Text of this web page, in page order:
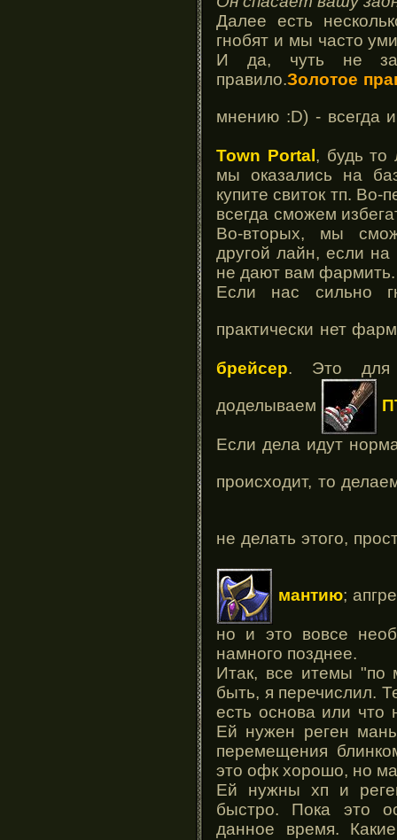
Далее есть
гнобят и мы часто
И да, чуть не
правило.Золотое
мнению :D) - всегда
Town Portal , будь то
мы оказались на
купите свиток тп.
всегда сможем
Во-вторых, мы
другой лайн, если
не дают вам фармить.
Если нас сильно
практически нет
брейсер. Это для
доделываем
Если дела идут
происходит, то
не делать этого,
мантию;
но и это вовсе
намного позднее.
Итак, все итемы "по
быть, я перечислил.
есть основа или что
Ей нужен реген
перемещения
это офк хорошо, но
Ей нужны хп и
быстро. Пока это
данное время.